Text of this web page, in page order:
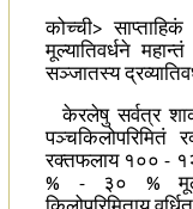
कोच्ची>
मूल्यातिवर्धने
सञ्जातस्य
केरलेषु सर्वत्र
पञ्चकिलोपरिमितं
रक्तफलाय १०० -
% - ३० %